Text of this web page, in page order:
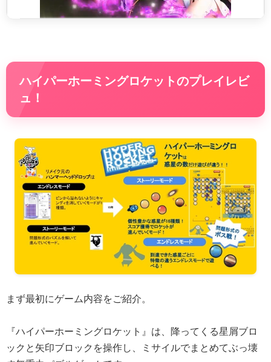
ハイパーホーミングロケットのプレイレビ
ュ！
まず最初にゲーム内容をご紹介。
『ハイパーホーミングロケット』は、降ってくる星屑ブロ
ックと矢印ブロックを操作し、ミサイルでまとめてぶっ壊